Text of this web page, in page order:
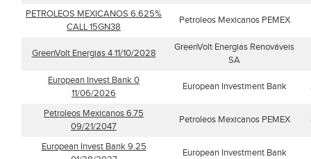
PETROLEOS MEXICANOS 6.625%
CALL 15GN38
Petroleos Mexicanos PEMEX
GreenVolt Energias 4 11/10/2028
GreenVolt Energias Renováveis
SA
European Invest Bank 0
11/06/2026
European Investment Bank
Petroleos Mexicanos 6.75
09/21/2047
Petroleos Mexicanos PEMEX
European Invest Bank 9.25
European Investment Bank